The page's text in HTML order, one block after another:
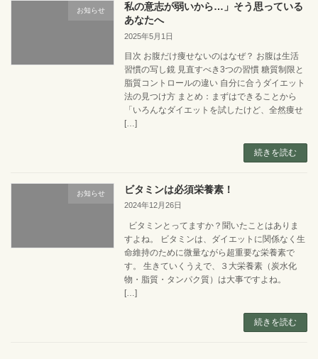
お知らせ
私の意志が弱いから…」そう思っている
あなたへ
2025年5月1日
目次 お腹だけ痩せないのはなぜ？ お腹は生活
習慣の写し鏡 見直すべき3つの習慣 糖質制限と
脂質コントロールの違い 自分に合うダイエット
法の見つけ方 まとめ：まずはできることから
「いろんなダイエットを試したけど、全然痩せ
[…]
続きを読む
お知らせ ビタミンは必須栄養素！
2024年12月26日
ビタミンとってますか？聞いたことはありま
すよね。 ビタミンは、ダイエットに関係なく生
命維持のために微量ながら超重要な栄養素で
す。 生きていくうえで、３大栄養素（炭水化
物・脂質・タンパク質）は大事ですよね。
[…]
続きを読む